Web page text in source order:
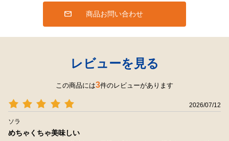
商品お問い合わせ
レビューを見る
この商品には3件のレビューがあります
2026/07/12
ソラ
めちゃくちゃ美味しい